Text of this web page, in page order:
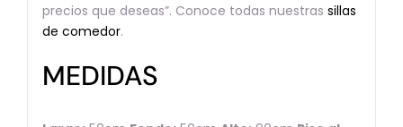
precios que deseas”. Conoce todas nuestras sillas
de comedor.
MEDIDAS